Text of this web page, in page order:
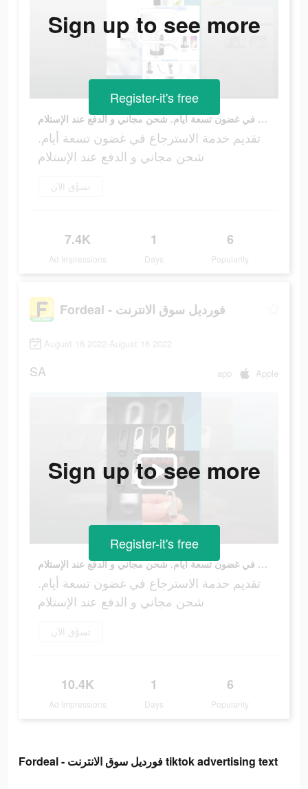
تقديم خدمة الاسترجاع في غضون تسعة أيام. شحن مجاني و الدفع عند الإستلام
تقديم خدمة الاسترجاع في غضون تسعة أيام.
شحن مجاني و الدفع عند الإستلام
تسوَّق الآن
7.4K
Ad Impressions
1
Days
6
Popularity
Sign up to see more
Register-it's free
Fordeal - فورديل سوق الانترنت
August 16 2022-August 16 2022
SA app Apple
تقديم خدمة الاسترجاع في غضون تسعة أيام. شحن مجاني و الدفع عند الإستلام
تقديم خدمة الاسترجاع في غضون تسعة أيام.
شحن مجاني و الدفع عند الإستلام
تسوَّق الآن
10.4K
Ad Impressions
1
Days
6
Popularity
Sign up to see more
Register-it's free
Fordeal - فورديل سوق الانترنت tiktok advertising text